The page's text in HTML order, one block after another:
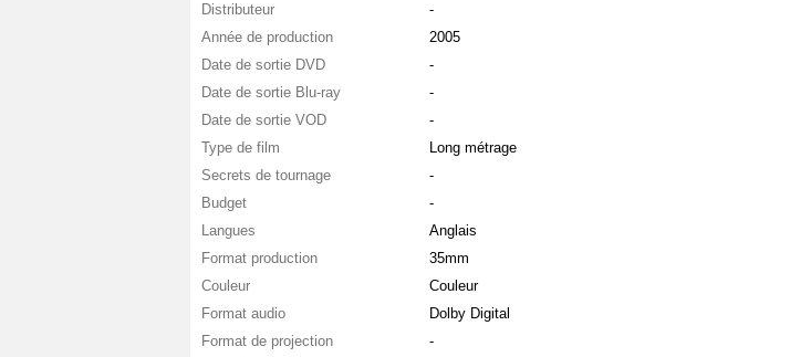
Distributeur
-
Année de production
2005
Date de sortie DVD
-
Date de sortie Blu-ray
-
Date de sortie VOD
-
Type de film
Long métrage
Secrets de tournage
-
Budget
-
Langues
Anglais
Format production
35mm
Couleur
Couleur
Format audio
Dolby Digital
Format de projection
-